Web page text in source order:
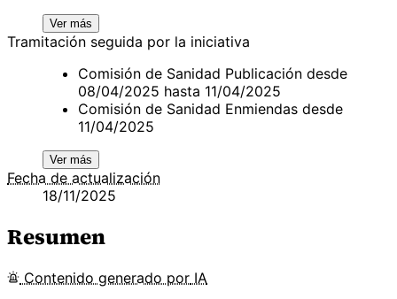
Ver más
Tramitación seguida por la iniciativa
Comisión de Sanidad Publicación desde
08/04/2025 hasta 11/04/2025
Comisión de Sanidad Enmiendas desde
11/04/2025
Ver más
Fecha de actualización
18/11/2025
Resumen
Contenido generado por IA